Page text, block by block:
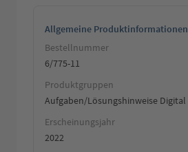
Allgemeine Produktinformationen
Bestellnummer
6/775-11
Produktgruppen
Aufgaben/Lösungshinweise Digital
Erscheinungsjahr
2022